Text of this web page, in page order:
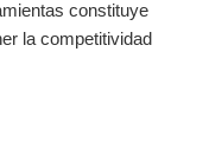
constituye
la competitividad